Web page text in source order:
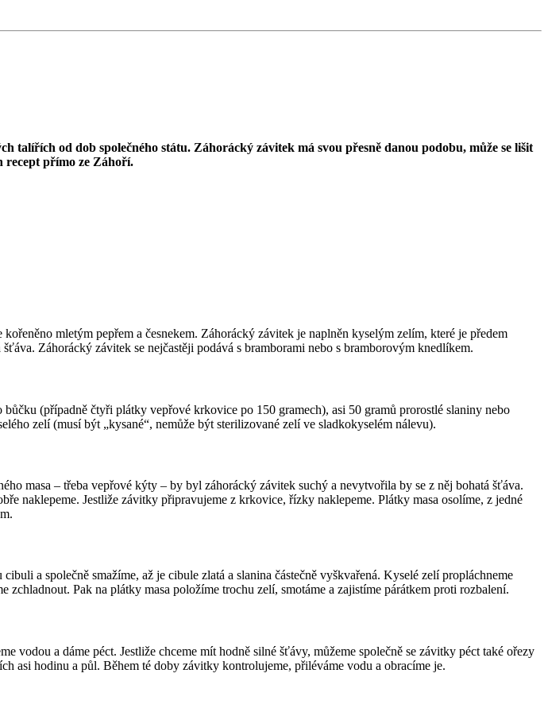
talířích od dob společného státu. Záhorácký závitek má svou přesně danou podobu, může se lišit
recept přímo ze Záhoří.
mletým pepřem a česnekem. Záhorácký závitek je naplněn kyselým zelím, které je předem
Záhorácký závitek se nejčastěji podává s bramborami nebo s bramborovým knedlíkem.
(případně čtyři plátky vepřové krkovice po 150 gramech), asi 50 gramů prorostlé slaniny nebo
zelí (musí být „kysané“, nemůže být sterilizované zelí ve sladkokyselém nálevu).
masa – třeba vepřové kýty – by byl záhorácký závitek suchý a nevytvořila by se z něj bohatá šťáva.
naklepeme. Jestliže závitky připravujeme z krkovice, řízky naklepeme. Plátky masa osolíme, z jedné
a společně smažíme, až je cibule zlatá a slanina částečně vyškvařená. Kyselé zelí propláchneme
Pak na plátky masa položíme trochu zelí, smotáme a zajistíme párátkem proti rozbalení.
vodou a dáme péct. Jestliže chceme mít hodně silné šťávy, můžeme společně se závitky péct také ořezy
asi hodinu a půl. Během té doby závitky kontrolujeme, přiléváme vodu a obracíme je.